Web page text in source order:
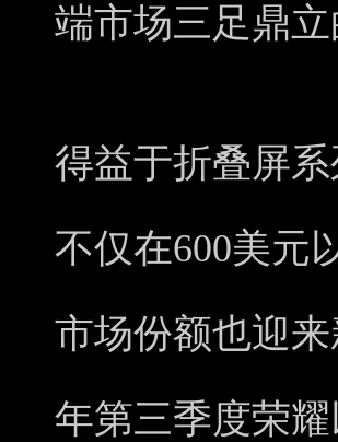
端市场三足鼎
得益于折叠屏
不仅在600美元
市场份额也迎
年第三季度荣